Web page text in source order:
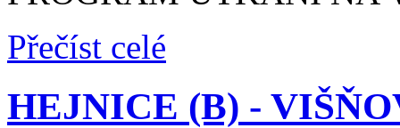
Přečíst celé
HEJNICE (B) -